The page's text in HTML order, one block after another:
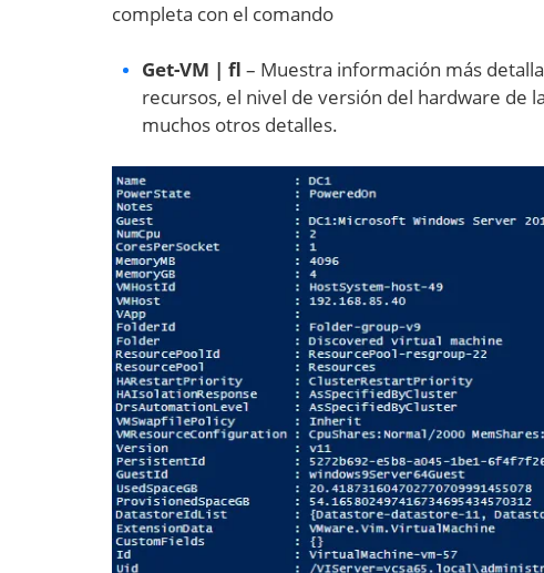
completa con el comando
Get-VM | fl – Muestra información más
recursos, el nivel de versión del hardware de
muchos otros detalles.